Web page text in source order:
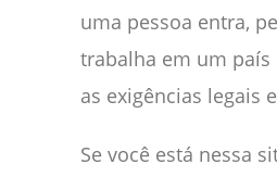
uma pessoa entra,
trabalha em um
as exigências legais
Se você está nessa